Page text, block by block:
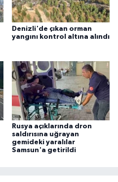
Denizli'de çıkan orman
yangını kontrol altına alındı
Rusya açıklarında dron
saldırısına uğrayan
gemideki yaralılar
Samsun'a getirildi